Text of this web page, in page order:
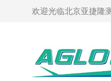
欢迎光临北京亚捷隆